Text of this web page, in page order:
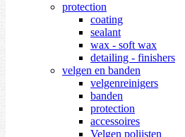
protection
coating
sealant
wax - soft wax
detailing - finishers
velgen en banden
velgenreinigers
banden
protection
accessoires
Velgen polijsten